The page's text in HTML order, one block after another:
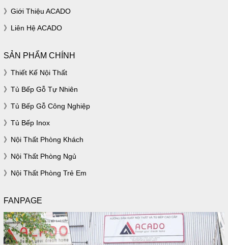
Giới Thiệu ACADO
Liên Hệ ACADO
SẢN PHẨM CHÍNH
Thiết Kế Nội Thất
Tủ Bếp Gỗ Tự Nhiên
Tủ Bếp Gỗ Công Nghiệp
Tủ Bếp Inox
Nội Thất Phòng Khách
Nội Thất Phòng Ngủ
Nội Thất Phòng Trẻ Em
FANPAGE